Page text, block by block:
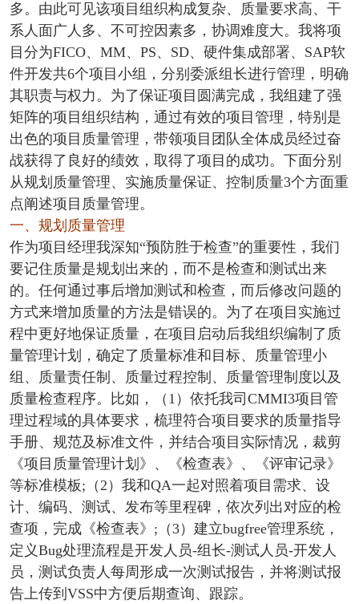
多。由此可见该项目组织构成复杂、质量要求高、干
系人面广人多、不可控因素多，协调难度大。我将项
目分为FICO、MM、PS、SD、硬件集成部署、SAP软
件开发共6个项目小组，分别委派组长进行管理，明确
其职责与权力。为了保证项目圆满完成，我组建了强
矩阵的项目组织结构，通过有效的项目管理，特别是
出色的项目质量管理，带领项目团队全体成员经过奋
战获得了良好的绩效，取得了项目的成功。下面分别
从规划质量管理、实施质量保证、控制质量3个方面重
点阐述项目质量管理。
一、规划质量管理
作为项目经理我深知“预防胜于检查”的重要性，我们
要记住质量是规划出来的，而不是检查和测试出来
的。任何通过事后增加测试和检查，而后修改问题的
方式来增加质量的方法是错误的。为了在项目实施过
程中更好地保证质量，在项目启动后我组织编制了质
量管理计划，确定了质量标准和目标、质量管理小
组、质量责任制、质量过程控制、质量管理制度以及
质量检查程序。比如，（1）依托我司CMMI3项目管
理过程域的具体要求，梳理符合项目要求的质量指导
手册、规范及标准文件，并结合项目实际情况，裁剪
《项目质量管理计划》、《检查表》、《评审记录》
等标准模板;（2）我和QA一起对照着项目需求、设
计、编码、测试、发布等里程碑，依次列出对应的检
查项，完成《检查表》;（3）建立bugfree管理系统，
定义Bug处理流程是开发人员-组长-测试人员-开发人
员，测试负责人每周形成一次测试报告，并将测试报
告上传到VSS中方便后期查询、跟踪。